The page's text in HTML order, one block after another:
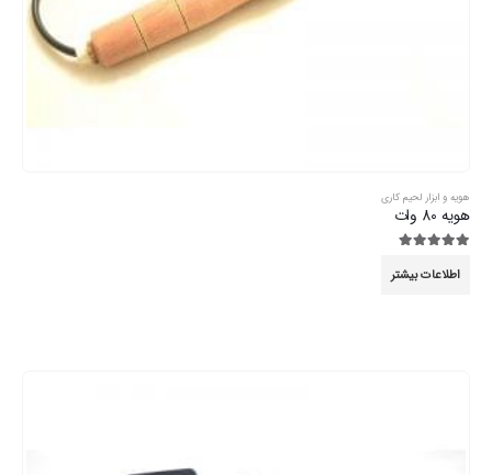
هویه و ابزار لحیم کاری
هویه 80 وات
اطلاعات بیشتر